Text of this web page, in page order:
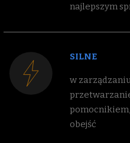
najlepszym
SILNE
w
obejść